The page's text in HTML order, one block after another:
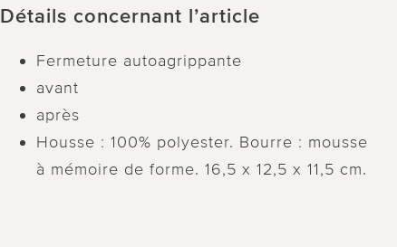
Détails concernant l’article
Fermeture autoagrippante
avant
après
Housse : 100% polyester. Bourre : mousse
à mémoire de forme. 16,5 x 12,5 x 11,5 cm.